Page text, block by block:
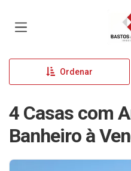
Ordenar
4 Casas com
Banheiro à